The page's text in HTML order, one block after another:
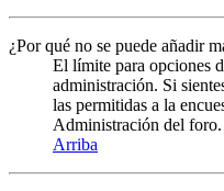
¿Por qué no se puede añadir
El límite para opciones
administración. Si
las permitidas a la
Administración del foro.
Arriba